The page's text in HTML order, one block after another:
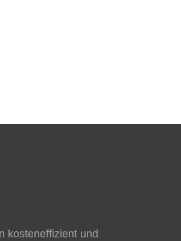
kosteneffizient und